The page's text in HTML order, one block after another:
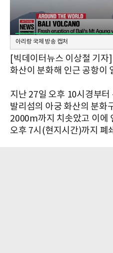
아리랑 국제 방송 캡처
[빅데이터뉴스 이상철 기
화산이 분화해 인근 공항이
지난 27일 오후 10시경부
발리섬의 아궁 화산의 분화
2000m까지 치솟았고 이에
오후 7시(현지시간)까지 폐